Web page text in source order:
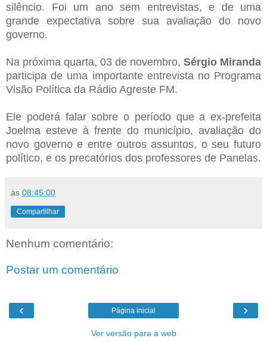
silêncio. Foi um ano sem entrevistas, e de uma
grande expectativa sobre sua avaliação do novo
governo.
Na próxima quarta, 03 de novembro, Sérgio Miranda
participa de uma importante entrevista no Programa
Visão Política da Rádio Agreste FM.
Ele poderá falar sobre o período que a ex-prefeita
Joelma esteve à frente do município, avaliação do
novo governo e entre outros assuntos, o seu futuro
político, e os precatórios dos professores de Panelas.
às 08:45:00
Compartilhar
Nenhum comentário:
Postar um comentário
‹ ›
Página inicial
Ver versão para a web